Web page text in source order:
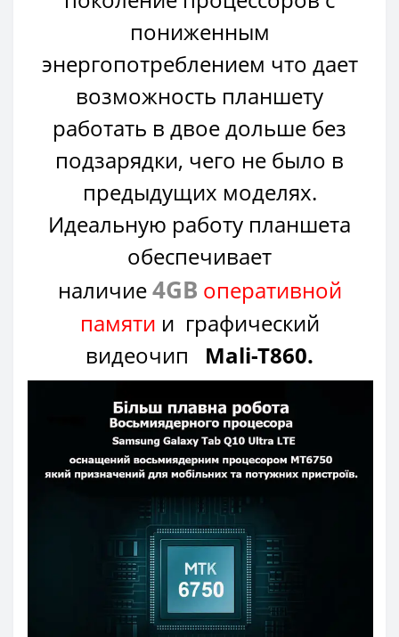
пониженным
энергопотреблением что дает
возможность планшету
работать в двое дольше без
подзарядки, чего не было в
предыдущих моделях.
Идеальную работу планшета
обеспечивает
наличие4GB оперативной
памяти и графический
видеочип Mali-T860.